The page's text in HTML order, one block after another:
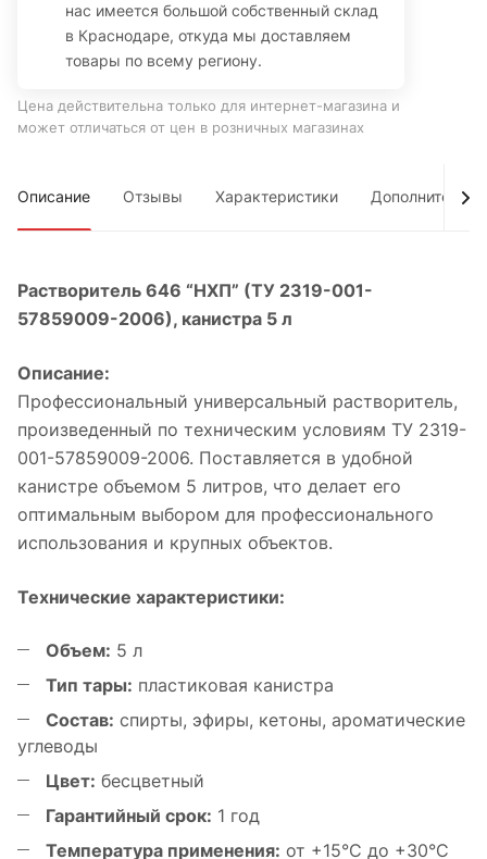
нас имеется большой собственный склад
в Краснодаре, откуда мы доставляем
товары по всему региону.
Цена действительна только для интернет-магазина и
может отличаться от цен в розничных магазинах
Описание Отзывы Характеристики Дополнительно
Растворитель 646 “НХП” (ТУ 2319-001-
57859009-2006), канистра 5 л
Описание:
Профессиональный универсальный растворитель,
произведенный по техническим условиям ТУ 2319-
001-57859009-2006. Поставляется в удобной
канистре объемом 5 литров, что делает его
оптимальным выбором для профессионального
использования и крупных объектов.
Технические характеристики:
Объем: 5 л
Тип тары: пластиковая канистра
Состав: спирты, эфиры, кетоны, ароматические
углеводы
Цвет: бесцветный
Гарантийный срок: 1 год
Температура применения: от +15°C до +30°C